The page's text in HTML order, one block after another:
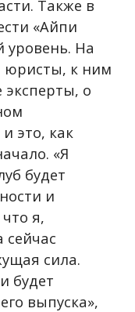
Также в
«Айпи
уровень. На
юристы, к ним
о
это, как
«Я
будет
и
я,
сила.
будет
выпуска»,